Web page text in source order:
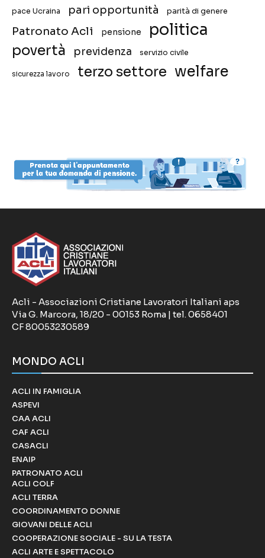
pace Ucraina pari opportunità parità di genere
Patronato Acli pensione politica
povertà previdenza servizio civile
sicurezza lavoro terzo settore welfare
Acli - Associazioni Cristiane Lavoratori Italiani aps
Via G. Marcora, 18/20 - 00153 Roma | tel. 0658401
CF 80053230589
MONDO ACLI
ACLI IN FAMIGLIA
ASPEVI
CAA ACLI
CAF ACLI
CASACLI
ENAIP
PATRONATO ACLI
ACLI COLF
ACLI TERRA
COORDINAMENTO DONNE
GIOVANI DELLE ACLI
COOPERAZIONE SOCIALE - SU LA TESTA
ACLI ARTE E SPETTACOLO